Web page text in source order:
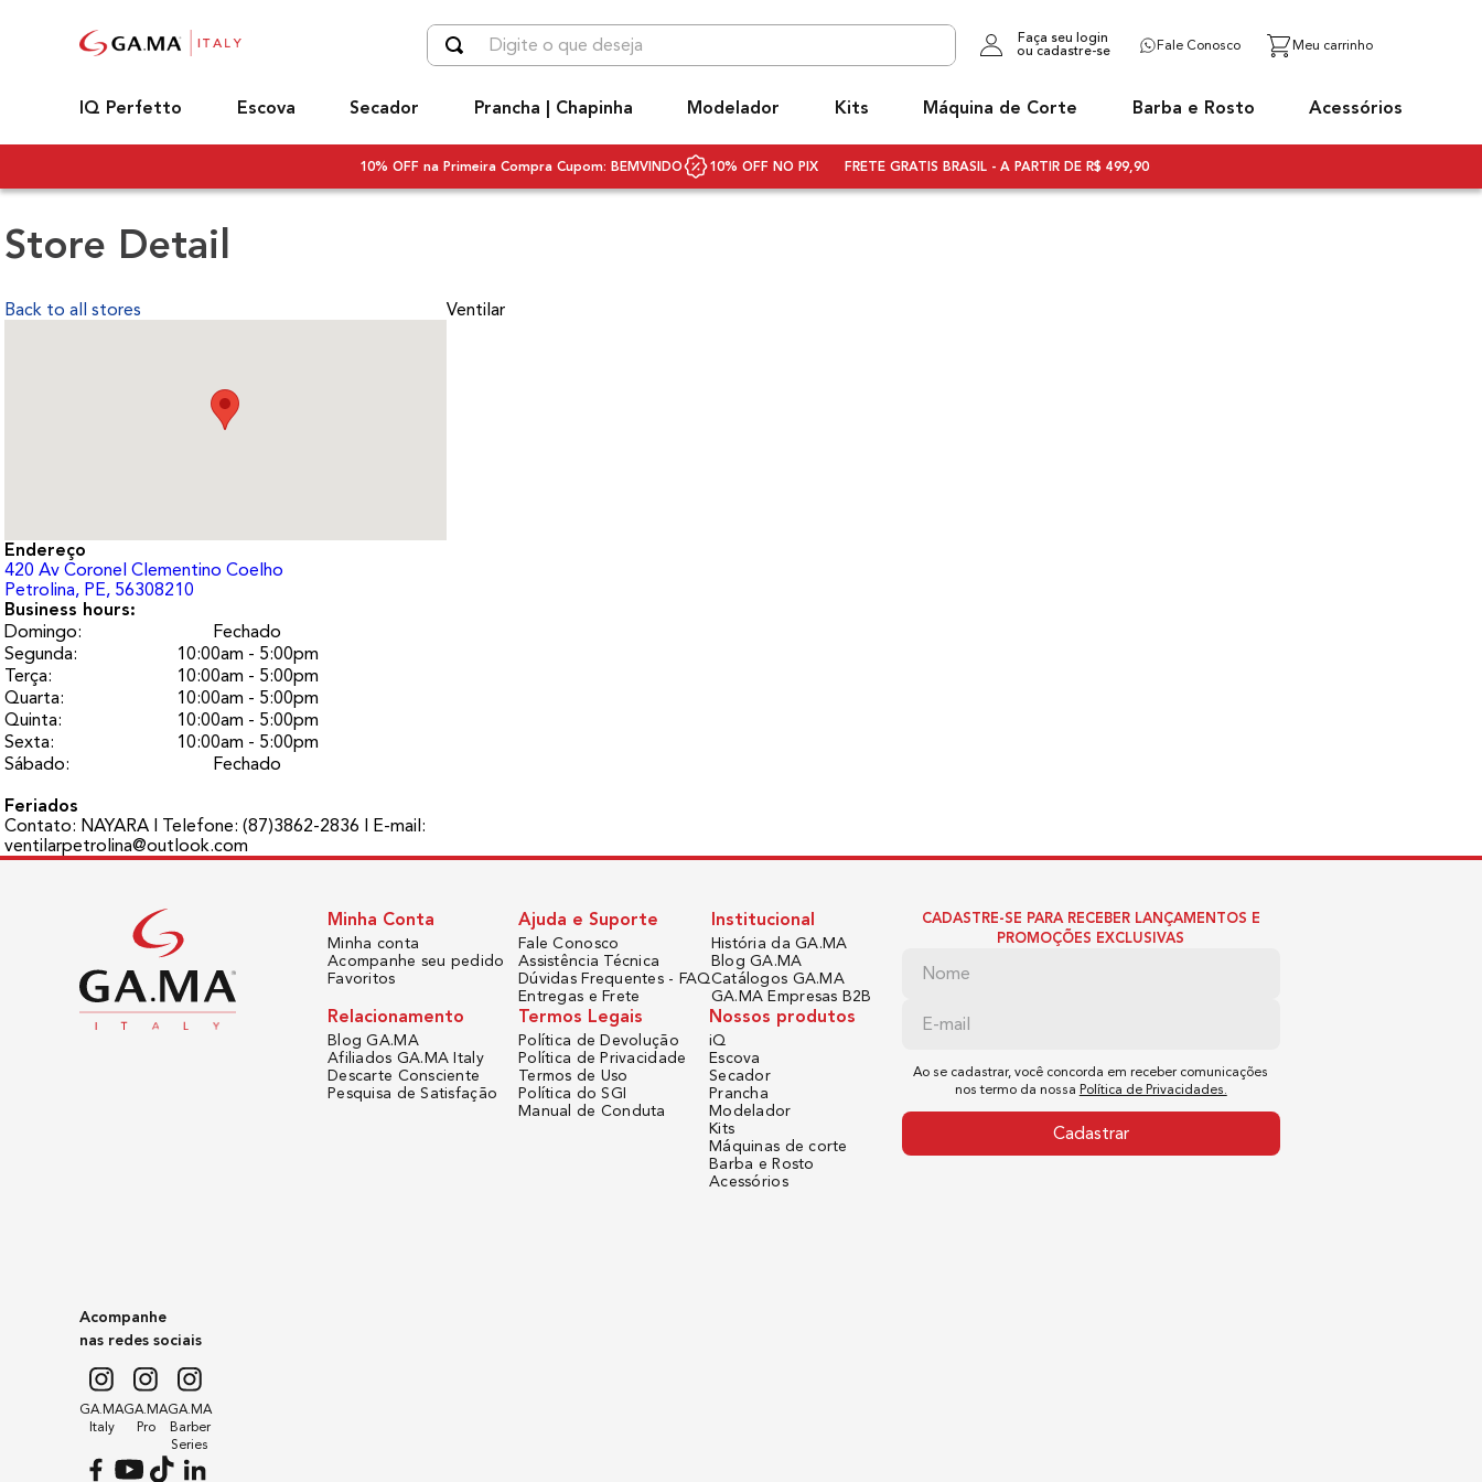
Digite o que deseja
Faça seu login
ou cadastre-se
Fale Conosco
IQ Perfetto Escova Secador Prancha | Chapinha Modelador Kits Máquina de Corte Barba e Rosto Acessórios
10% OFF na Primeira Compra Cupom: BEMVINDO 10% OFF NO PIX FRETE GRATIS BRASIL - A PARTIR DE R$ 499,90
Store Detail
Back to all stores
Endereço
420 Av Coronel Clementino Coelho
Petrolina, PE, 56308210
Business hours:
Domingo:
Fechado
Segunda:
10:00am - 5:00pm
Terça:
10:00am - 5:00pm
Quarta:
10:00am - 5:00pm
Quinta:
10:00am - 5:00pm
Sexta:
10:00am - 5:00pm
Sábado:
Fechado
Feriados
Contato: NAYARA I Telefone: (87)3862-2836 I E-mail:
ventilarpetrolina@outlook.com
Ventilar
Acompanhe
nas redes sociais
GA.MA
Italy
GA.MA
Pro
GA.MA
Barber
Series
Minha Conta
Minha conta
Acompanhe seu pedido
Favoritos
Ajuda e Suporte
Fale Conosco
Assistência Técnica
Dúvidas Frequentes - FAQ
Entregas e Frete
Institucional
História da GA.MA
Blog GA.MA
Catálogos GA.MA
GA.MA Empresas B2B
Relacionamento
Blog GA.MA
Afiliados GA.MA Italy
Descarte Consciente
Pesquisa de Satisfação
Termos Legais
Política de Devolução
Política de Privacidade
Termos de Uso
Política do SGI
Manual de Conduta
Nossos produtos
iQ
Escova
Secador
Prancha
Modelador
Kits
Máquinas de corte
Barba e Rosto
Acessórios
CADASTRE-SE PARA RECEBER LANÇAMENTOS E
PROMOÇÕES EXCLUSIVAS
Ao se cadastrar, você concorda em receber comunicações
nos termo da nossa Política de Privacidades.
Cadastrar
2º
chapinha cabelo
3º
secador
6º
escova rotativa